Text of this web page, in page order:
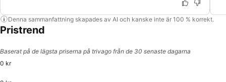
Denna sammanfattning skapades av AI och kanske inte är 100 % korrekt.
Pristrend
Baserat på de lägsta priserna på trivago från de 30 senaste dagarna
0 kr